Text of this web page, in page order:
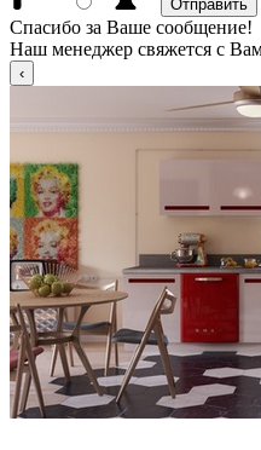
Спасибо за Ваше сообщение!
Наш менеджер свяжется с